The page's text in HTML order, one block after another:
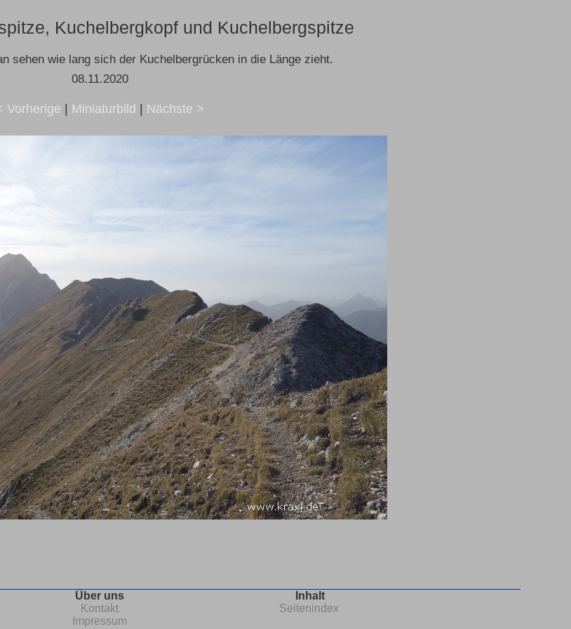
Kuchelbergkopf und Kuchelbergspitze
sehen wie lang sich der Kuchelbergrücken in die Länge zieht.
08.11.2020
Vorherige | Miniaturbild | Nächste >
Über uns
Kontakt
Impressum
Inhalt
Seitenindex